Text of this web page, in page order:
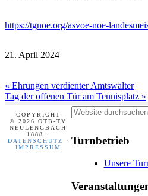
https://tgnoe.org/asvoe-noe-
21. April 2024
Vorheriger
Beitrag:
« Ehrungen verdienter Amtswalter
Nächster
Tag der offenen Tür am Tennisplatz »
Seitenspalte
Website
durchsuchen
Turnbetrieb
Unsere
Footer
COPYRIGHT
© 2026 ÖTB-TV
NEULENGBACH
1888 ·
DATENSCHUTZ
·
IMPRESSUM